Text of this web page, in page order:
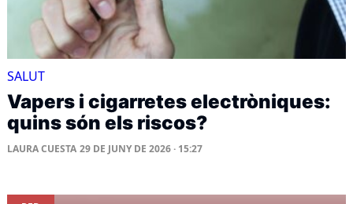
SALUT
Vapers i cigarretes electròniques:
quins són els riscos?
LAURA CUESTA 29 DE JUNY DE 2026 · 15:27